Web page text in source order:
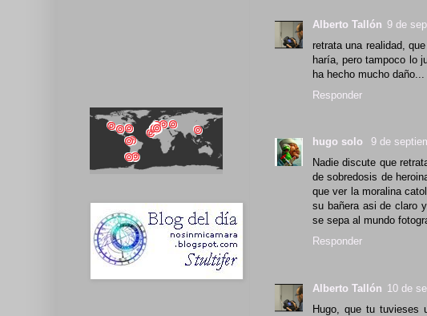
Alberto Tallón 9 de
retrata una realidad,
haría, pero tampoco lo
ha hecho mucho daño...
Responder
hugo solo
9 de
Nadie discute que
de sobredosis de
que ver la moralina
su bañera asi de claro
se sepa al mundo
Responder
Alberto Tallón 10 de
Hugo, que tu tuvieses